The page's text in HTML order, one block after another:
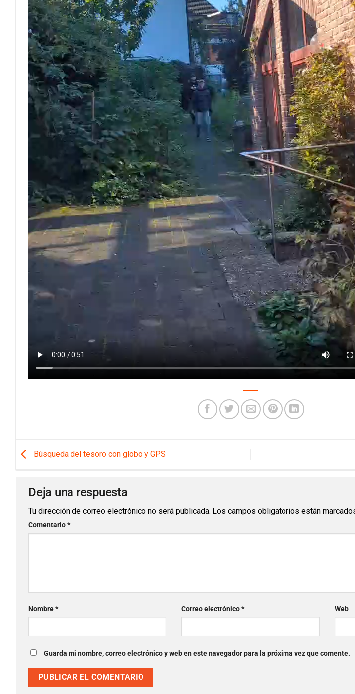
Búsqueda del tesoro con globo y GPS
Deja una respuesta
Tu dirección de correo electrónico no será publicada. Los campos obligatorios están
Comentario*
Nombre* Correo electrónico* Web
Guarda mi nombre, correo electrónico y web en este navegador para la próxima vez que comente.